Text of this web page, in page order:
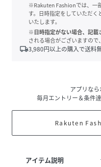
※Rakuten Fashionでは、一
す。日時指定をしていただ
いたします。
※日時指定がない場合、記載
される場合がございますので
local_shipping3,980円以上の購入で送料
アプリなら
毎月エントリー＆条件
Rakuten
アイテム説明